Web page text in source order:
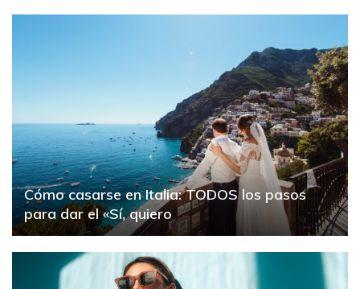
Cómo casarse en Italia: TODOS los pasos
para dar el «Sí, quiero